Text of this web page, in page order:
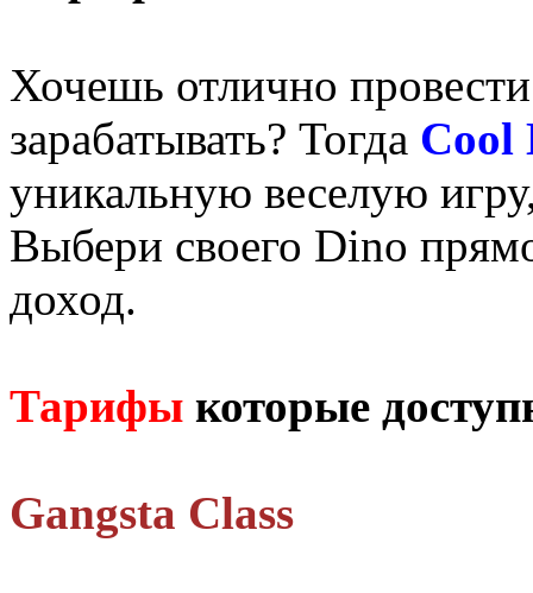
Хочешь отлично
зарабатывать? Тогда Cool
уникальную веселую
Выбери своего Dino
доход.
Тарифы которые
Gangsta Class